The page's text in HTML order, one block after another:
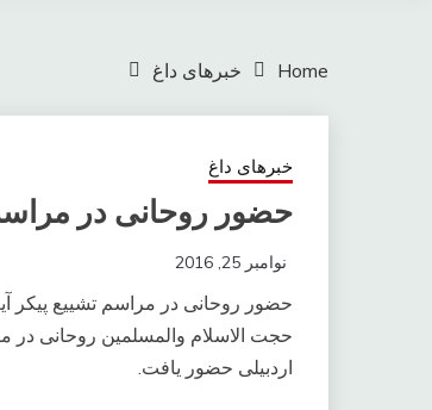
Home خبرهای داغ
خبرهای داغ
حضور روحانی در
نوامبر 25, 2016
حضور روحانی در مراسم تشییع پیکر
حجت الاسلام والمسلمین روحانی در
اردبیلی حضور یافت.